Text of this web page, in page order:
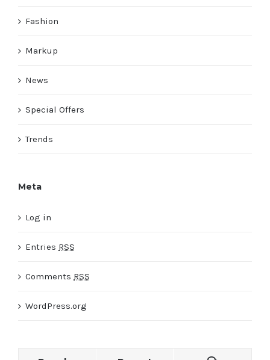
Fashion
Markup
News
Special Offers
Trends
Meta
Log in
Entries RSS
Comments RSS
WordPress.org